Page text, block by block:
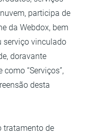
participa de
da Webdox, bem
serviço vinculado
doravante
“Serviços”,
desta
tratamento de